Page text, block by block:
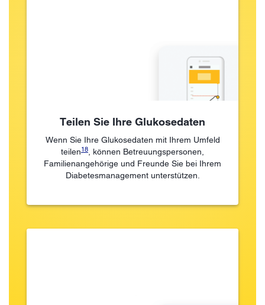
Teilen Sie Ihre Glukosedaten
Wenn Sie Ihre Glukosedaten mit Ihrem Umfeld
teilen18, können Betreuungspersonen,
Familienangehörige und Freunde Sie bei Ihrem
Diabetesmanagement unterstützen.